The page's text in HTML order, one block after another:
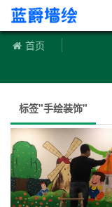
首页
标签"手绘装饰"